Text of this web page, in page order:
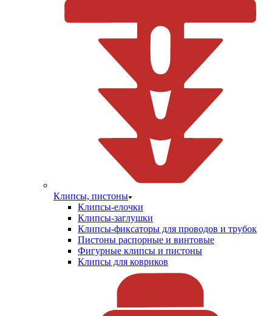
Клипсы, пистоны
Клипсы-елочки
Клипсы-заглушки
Клипсы-фиксаторы для проводов и трубок
Пистоны распорные и винтовые
Фигурные клипсы и пистоны
Клипсы для ковриков